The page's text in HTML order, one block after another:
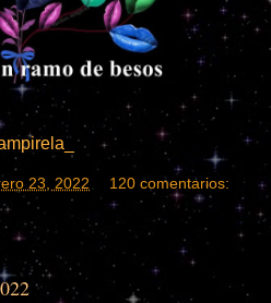
23, 2022 120 comentarios: